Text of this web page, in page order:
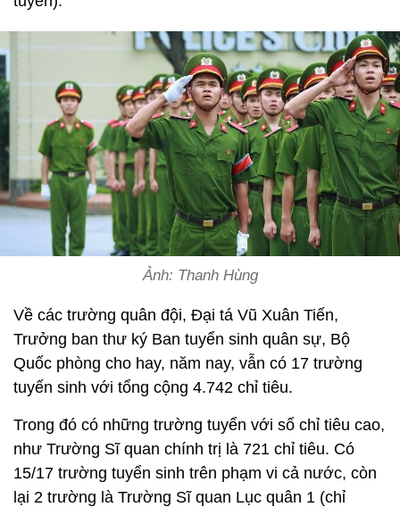
Ảnh: Thanh Hùng
Về các trường quân đội, Đại tá Vũ Xuân Tiến,
Trưởng ban thư ký Ban tuyển sinh quân sự, Bộ
Quốc phòng cho hay, năm nay, vẫn có 17 trường
tuyến sinh với tổng cộng 4.742 chỉ tiêu.
Trong đó có những trường tuyển với số chỉ tiêu cao,
như Trường Sĩ quan chính trị là 721 chỉ tiêu. Có
15/17 trường tuyển sinh trên phạm vi cả nước, còn
lại 2 trường là Trường Sĩ quan Lục quân 1 (chỉ